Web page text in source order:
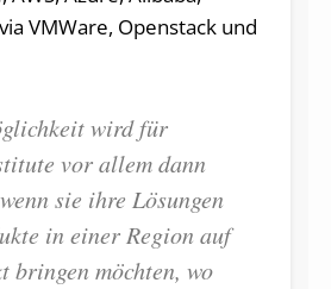
VMWare, Openstack und
wird für
vor allem dann
sie ihre Lösungen
in einer Region auf
bringen möchten, wo